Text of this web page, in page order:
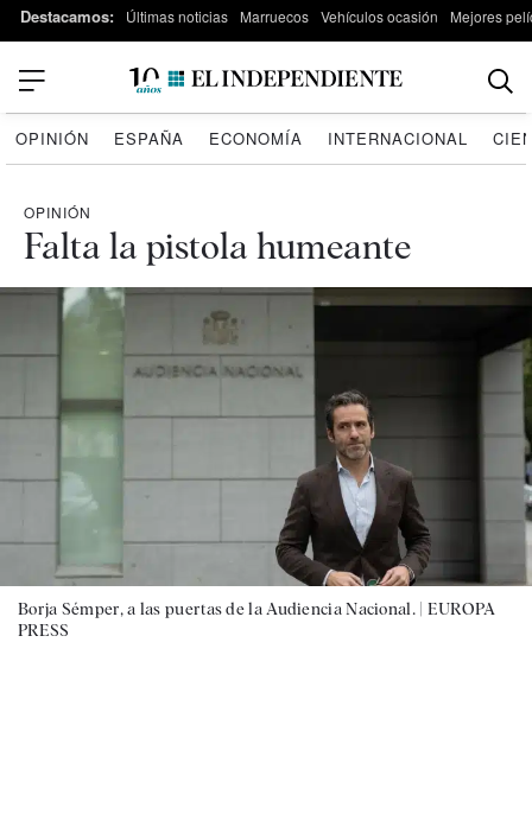
Destacamos: Últimas noticias Marruecos Vehículos ocasión Mejores
OPINIÓN ESPAÑA ECONOMÍA INTERNACIONAL
OPINIÓN
Falta la pistola humeante
Borja Sémper, a las puertas de la Audiencia Nacional. | EUROPA
PRESS